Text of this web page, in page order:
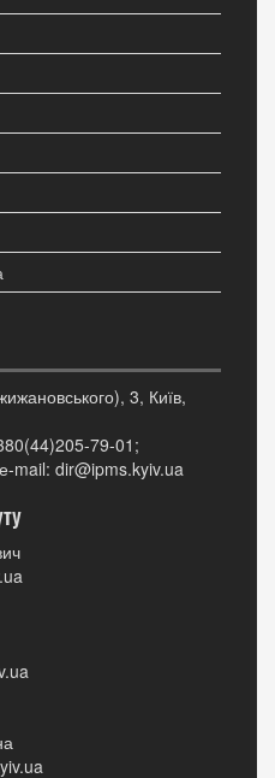
3, Київ,
79-01;
mail: dir@ipms.kyiv.ua